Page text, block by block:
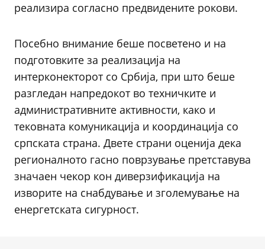
реализира согласно предвидените рокови.
Посебно внимание беше посветено и на
подготовките за реализација на
интерконекторот со Србија, при што беше
разгледан напредокот во техничките и
административните активности, како и
тековната комуникација и координација со
српската страна. Двете страни оценија дека
регионалното гасно поврзување претставува
значаен чекор кон диверзификација на
изворите на снабдување и зголемување на
енергетската сигурност.